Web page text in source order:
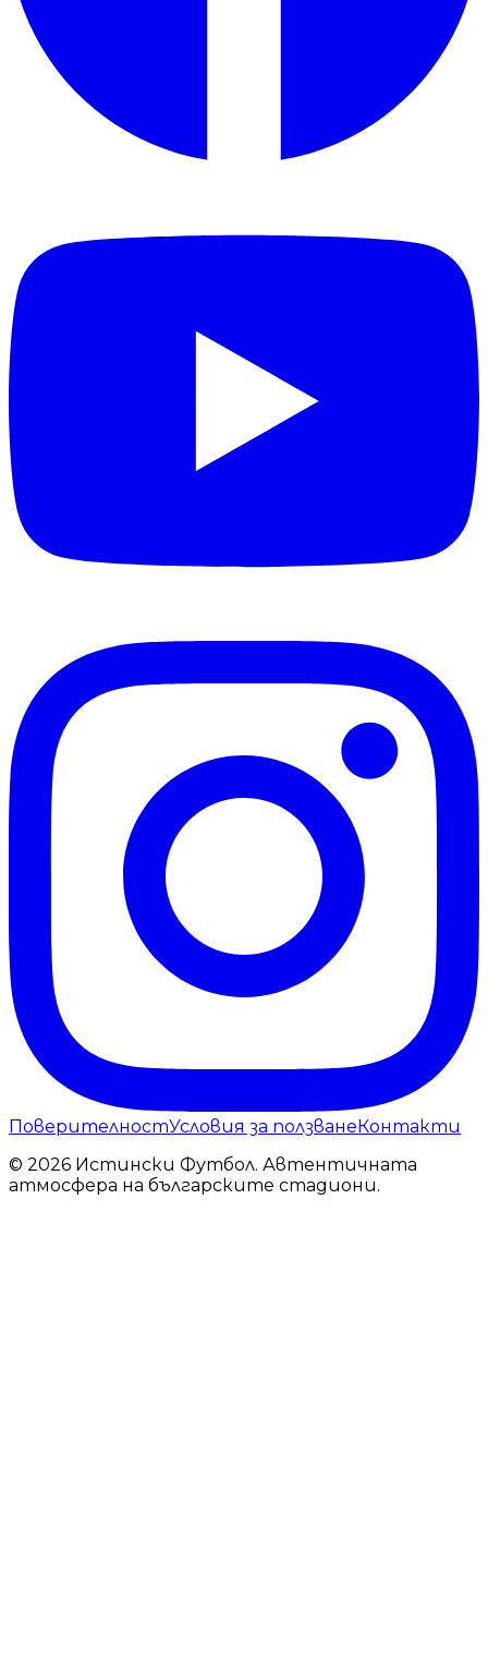
ПоверителностУсловия за ползванеКонтакти
© 2026 Истински Футбол. Автентичната
атмосфера на българските стадиони.